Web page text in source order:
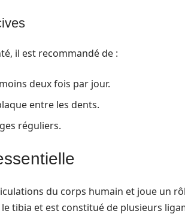
il est recommandé de :
deux fois par jour.
entre les dents.
réguliers.
du corps humain et joue un
tibia et est constitué de plusieurs